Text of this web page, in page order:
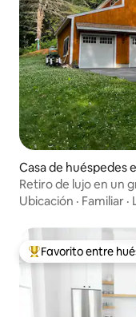
Casa de huéspedes
Retiro de lujo en un
Ubicación · Familiar ·
De los mejores en
Favorito entre